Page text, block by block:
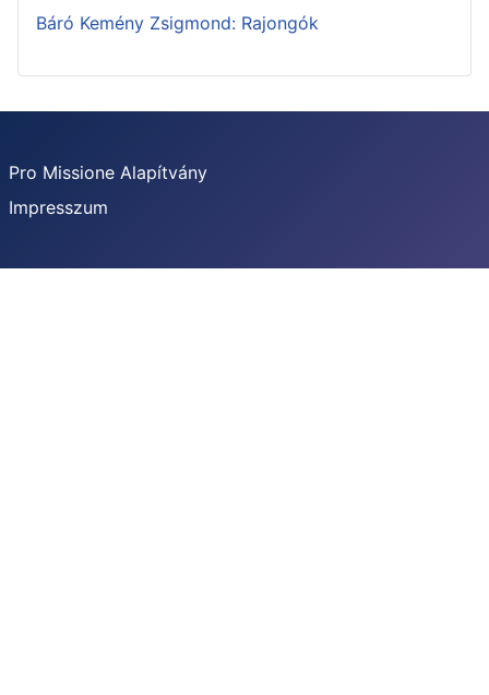
Báró Kemény Zsigmond: Rajongók
Pro Missione Alapítvány
Impresszum